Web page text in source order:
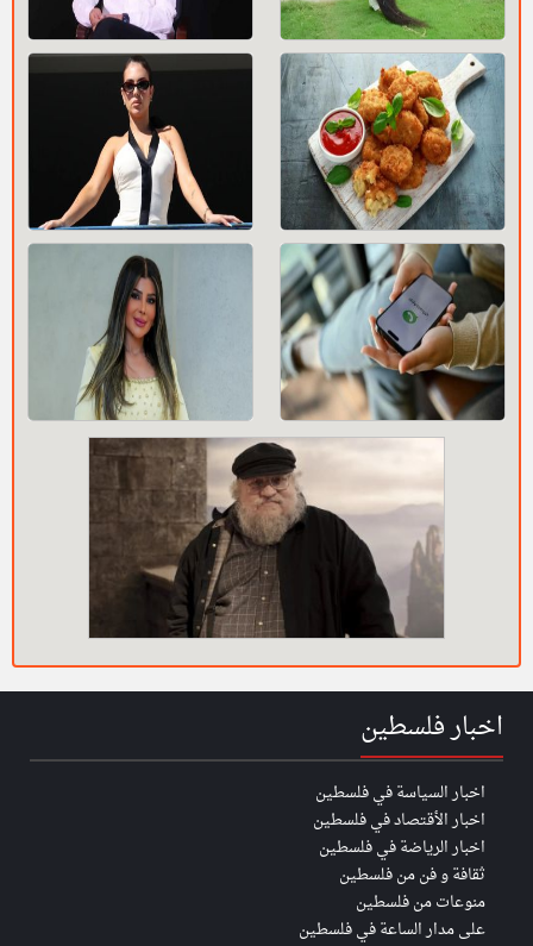
اخبار فلسطين
اخبار السياسة في فلسطين
اخبار الأقتصاد في فلسطين
اخبار الرياضة في فلسطين
ثقافة و فن من فلسطين
منوعات من فلسطين
على مدار الساعة في فلسطين